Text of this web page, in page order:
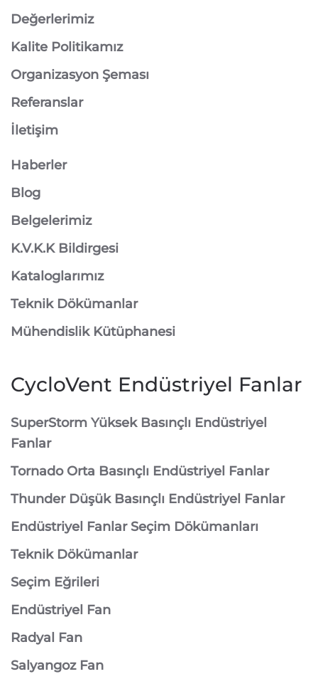
Değerlerimiz
Kalite Politikamız
Organizasyon Şeması
Referanslar
İletişim
Haberler
Blog
Belgelerimiz
K.V.K.K Bildirgesi
Kataloglarımız
Teknik Dökümanlar
Mühendislik Kütüphanesi
CycloVent Endüstriyel Fanlar
SuperStorm Yüksek Basınçlı Endüstriyel
Fanlar
Tornado Orta Basınçlı Endüstriyel Fanlar
Thunder Düşük Basınçlı Endüstriyel Fanlar
Endüstriyel Fanlar Seçim Dökümanları
Teknik Dökümanlar
Seçim Eğrileri
Endüstriyel Fan
Radyal Fan
Salyangoz Fan